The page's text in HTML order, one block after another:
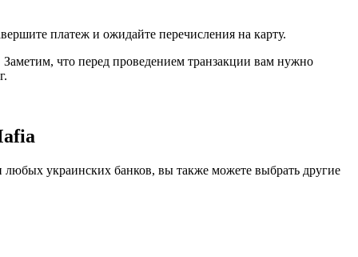
платеж и ожидайте перечисления на карту.
что перед проведением транзакции вам нужно
украинских банков, вы также можете выбрать другие